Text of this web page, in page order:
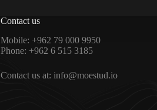
Contact us
Mobile: +962 79 000 9950
Phone: +962 6 515 3185
Contact us at: info@moestud.io